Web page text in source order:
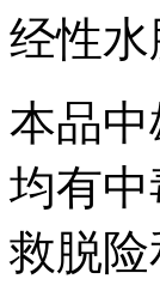
经性
本品
均有
救脱